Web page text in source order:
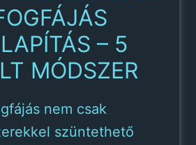
– 5
MÓDSZER
nem csak
szüntethető